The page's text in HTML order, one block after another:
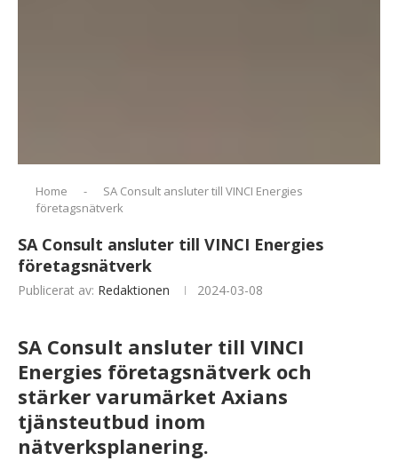
Home -
SA Consult ansluter till VINCI Energies
företagsnätverk
SA Consult ansluter till VINCI Energies
företagsnätverk
Publicerat av: Redaktionen 2024-03-08
SA Consult ansluter till VINCI
Energies företagsnätverk och
stärker varumärket Axians
tjänsteutbud inom
nätverksplanering.